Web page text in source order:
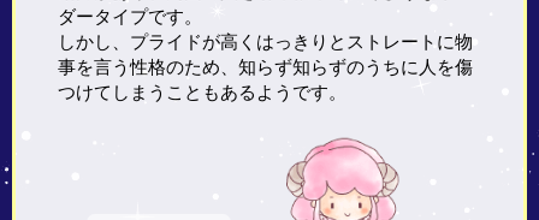
ダータイプです。
しかし、プライドが高くはっきりとストレートに物
事を言う性格のため、知らず知らずのうちに人を傷
つけてしまうこともあるようです。